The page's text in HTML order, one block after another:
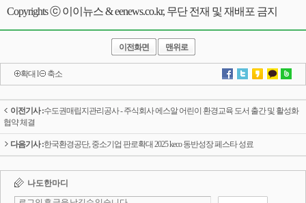
Copyrights ⓒ 이이뉴스 & eenews.co.kr, 무단 전재 및 재배포 금지
이전화면 맨위로
확대 l 축소
이전기사 :수도권매립지관리공사 - 주식회사 에스알 어린이 환경교육 도서 출간 및 활성화
협약 체결
다음기사 :한국환경공단, 중소기업 판로확대 2025 keco 동반성장 페스타 성료